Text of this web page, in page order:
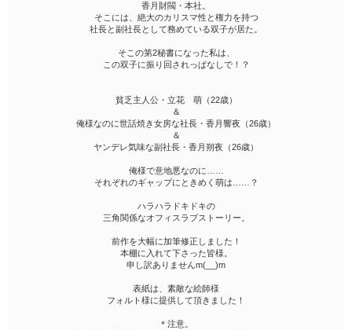
香月財閥・本社。
そこには、絶大のカリスマ性と権力を持つ
社長と副社長として務めている双子が居た。
そこの第2秘書になった私は、
この双子に振り回されっぱなしで！？
貧乏主人公・立花 萌（22歳）
＆
俺様なのに世話焼き女房な社長・香月響夜（26歳）
＆
ヤンデレ気味な副社長・香月朔夜（26歳）
俺様で意地悪なのに……
それぞれのギャップにときめく萌は……？
ハラハラドキドキの
三角関係なオフィスラブストーリー。
前作を大幅に加筆修正しました！
本棚に入れて下さった皆様。
申し訳ありませんm(__)m
表紙は、素敵な絵師様
フォルト様に提供して頂きました！
＊注意。